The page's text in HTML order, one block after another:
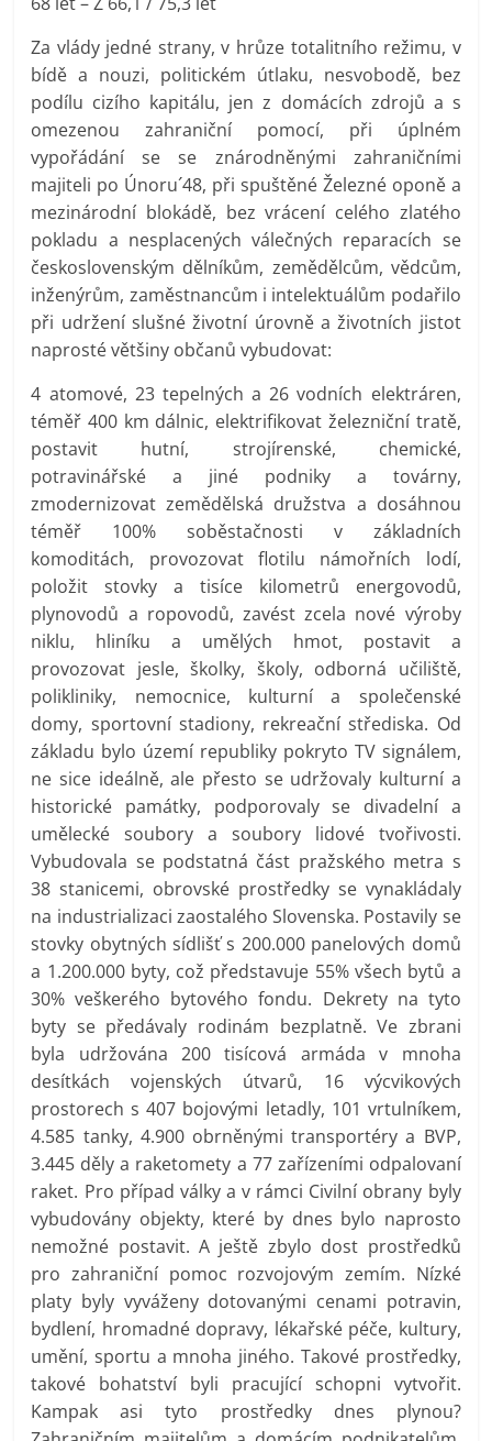
Za vlády jedné strany, v hrůze totalitního režimu, v
bídě a nouzi, politickém útlaku, nesvobodě, bez
podílu cizího kapitálu, jen z domácích zdrojů a s
omezenou zahraniční pomocí, při úplném
vypořádání se se znárodněnými zahraničními
majiteli po Únoru´48, při spuštěné Železné oponě a
mezinárodní blokádě, bez vrácení celého zlatého
pokladu a nesplacených válečných reparacích se
československým dělníkům, zemědělcům, vědcům,
inženýrům, zaměstnancům i intelektuálům podařilo
při udržení slušné životní úrovně a životních jistot
naprosté většiny občanů vybudovat:
4 atomové, 23 tepelných a 26 vodních elektráren,
téměř 400 km dálnic, elektrifikovat železniční tratě,
postavit hutní, strojírenské, chemické,
potravinářské a jiné podniky a továrny,
zmodernizovat zemědělská družstva a dosáhnou
téměř 100% soběstačnosti v základních
komoditách, provozovat flotilu námořních lodí,
položit stovky a tisíce kilometrů energovodů,
plynovodů a ropovodů, zavést zcela nové výroby
niklu, hliníku a umělých hmot, postavit a
provozovat jesle, školky, školy, odborná učiliště,
polikliniky, nemocnice, kulturní a společenské
domy, sportovní stadiony, rekreační střediska. Od
základu bylo území republiky pokryto TV signálem,
ne sice ideálně, ale přesto se udržovaly kulturní a
historické památky, podporovaly se divadelní a
umělecké soubory a soubory lidové tvořivosti.
Vybudovala se podstatná část pražského metra s
38 stanicemi, obrovské prostředky se vynakládaly
na industrializaci zaostalého Slovenska. Postavily se
stovky obytných sídlišť s 200.000 panelových domů
a 1.200.000 byty, což představuje 55% všech bytů a
30% veškerého bytového fondu. Dekrety na tyto
byty se předávaly rodinám bezplatně. Ve zbrani
byla udržována 200 tisícová armáda v mnoha
desítkách vojenských útvarů, 16 výcvikových
prostorech s 407 bojovými letadly, 101 vrtulníkem,
4.585 tanky, 4.900 obrněnými transportéry a BVP,
3.445 děly a raketomety a 77 zařízeními odpalovaní
raket. Pro případ války a v rámci Civilní obrany byly
vybudovány objekty, které by dnes bylo naprosto
nemožné postavit. A ještě zbylo dost prostředků
pro zahraniční pomoc rozvojovým zemím. Nízké
platy byly vyváženy dotovanými cenami potravin,
bydlení, hromadné dopravy, lékařské péče, kultury,
umění, sportu a mnoha jiného. Takové prostředky,
takové bohatství byli pracující schopni vytvořit.
Kampak asi tyto prostředky dnes plynou?